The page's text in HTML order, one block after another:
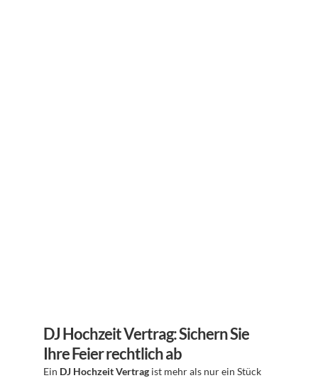
DJ Hochzeit Vertrag: Sichern Sie
Ihre Feier rechtlich ab
Ein DJ Hochzeit Vertrag ist mehr als nur ein Stück